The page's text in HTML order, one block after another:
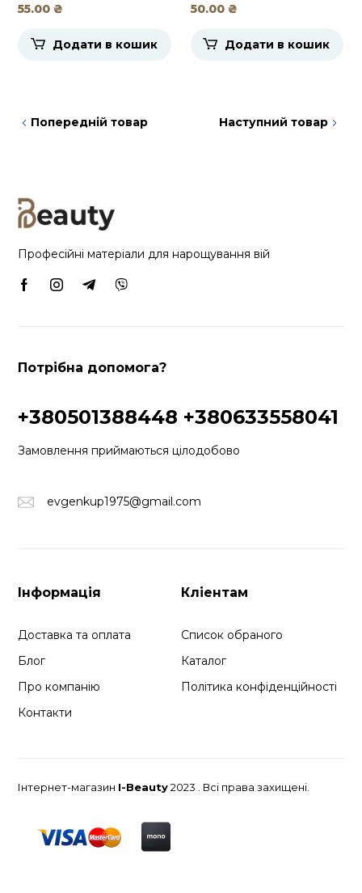
55.00₴
Додати в кошик
50.00 ₴
Додати в кошик
Попередній товар Наступний товар
Професійні матеріали для нарощування вій
Потрібна допомога?
+380501388448 +380633558041
Замовлення приймаються цілодобово
evgenkup1975@gmail.com
Інформація
Доставка та оплата
Блог
Про компанію
Контакти
Кліентам
Список обраного
Каталог
Політика конфіденційності
Інтернет-магазин I-Beauty2023 . Всі права захищені.